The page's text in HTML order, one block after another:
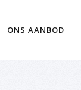
ONS AANBOD